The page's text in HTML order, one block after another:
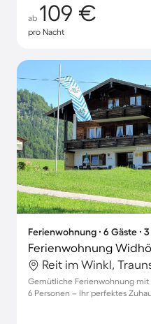
ab 109 €
pro Nacht
Ferienwohnung ∙ 6 Gäste ∙
Ferienwohnung
Reit im Winkl,
Gemütliche Ferienwohnung mit
6 Personen – Ihr perfektes